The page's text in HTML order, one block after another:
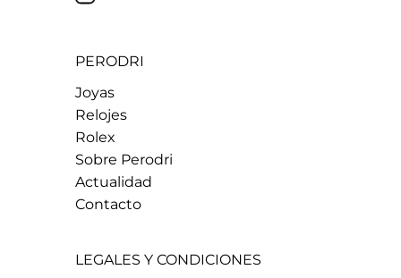
PERODRI
Joyas
Relojes
Rolex
Sobre Perodri
Actualidad
Contacto
LEGALES Y CONDICIONES